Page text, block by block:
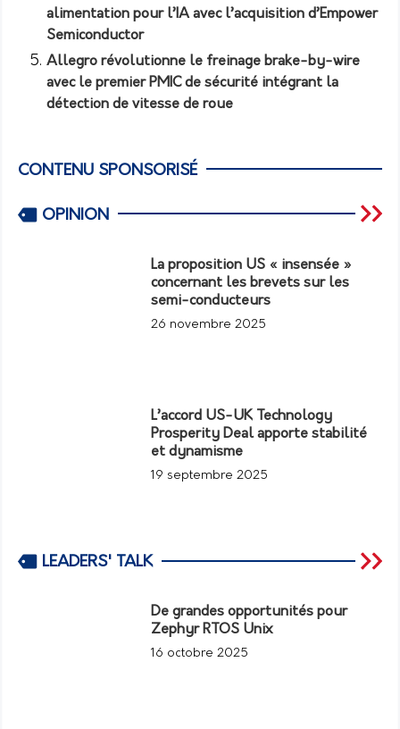
alimentation pour l’IA avec l’acquisition d’Empower
Semiconductor
Allegro révolutionne le freinage brake-by-wire
avec le premier PMIC de sécurité intégrant la
détection de vitesse de roue
CONTENU SPONSORISÉ
OPINION
La proposition US « insensée »
concernant les brevets sur les
semi-conducteurs
26 novembre 2025
L’accord US-UK Technology
Prosperity Deal apporte stabilité
et dynamisme
19 septembre 2025
LEADERS' TALK
De grandes opportunités pour
Zephyr RTOS Unix
16 octobre 2025